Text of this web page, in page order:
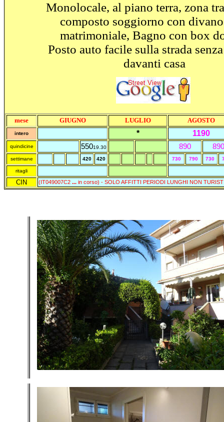
Monolocale, al piano terra, zona
composto soggiorno con
matrimoniale, Bagno con box
Posto auto facile sulla strada
davanti casa
mese GIUGNO LUGLIO AGOSTO
intero * 1190
quindicine 55019.30 890 890
settimane 420 420 730 790 730
ritagli
CIN (IT049007C2 ... in corso) - SOLO AFFITTI PERIODI LUNGHI NON